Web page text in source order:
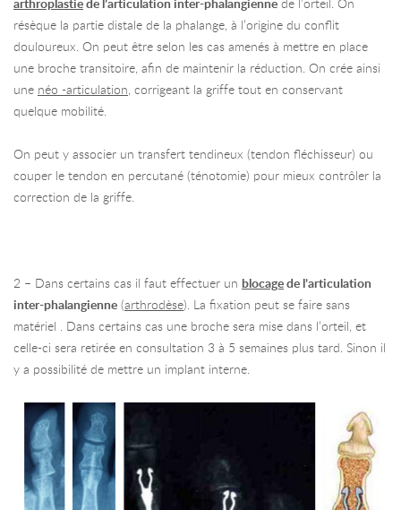
arthroplastie de l’articulation inter-phalangienne de l’orteil. On
résèque la partie distale de la phalange, à l’origine du conflit
douloureux. On peut être selon les cas amenés à mettre en place
une broche transitoire, afin de maintenir la réduction. On crée ainsi
une néo -articulation, corrigeant la griffe tout en conservant
quelque mobilité.
On peut y associer un transfert tendineux (tendon fléchisseur) ou
couper le tendon en percutané (ténotomie) pour mieux contrôler la
correction de la griffe.
2 – Dans certains cas il faut effectuer un blocage de l’articulation
inter-phalangienne (arthrodèse). La fixation peut se faire sans
matériel . Dans certains cas une broche sera mise dans l’orteil, et
celle-ci sera retirée en consultation 3 à 5 semaines plus tard. Sinon il
y a possibilité de mettre un implant interne.